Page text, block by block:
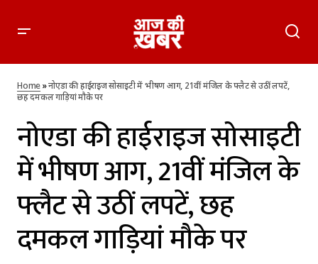
लपटें, छह दमकल गाड़ियां मौके पर
Home»नोएडा की हाईराइज सोसाइटी में भीषण आग, 21वीं मंजिल के फ्लैट से उठीं लपटें,
छह दमकल गाड़ियां मौके पर
नोएडा की हाईराइज सोसाइटी
में भीषण आग, 21वीं मंजिल के
फ्लैट से उठीं लपटें, छह
दमकल गाड़ियां मौके पर